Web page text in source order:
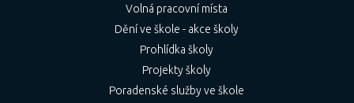
Volná pracovní místa
Dění ve škole - akce školy
Prohlídka školy
Projekty školy
Poradenské služby ve škole